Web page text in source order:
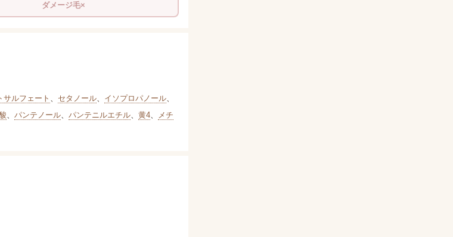
ダメージ毛×
サルフェート 、 セタノール、 イソプロパノール、
、 パンテノール、 パンテニルエチル、 黄4、
メチ